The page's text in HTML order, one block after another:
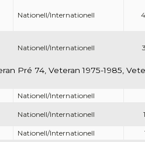
Nationell/Internationell
Nationell/Internationell
Pré 74, Veteran 1975-1985,
Nationell/Internationell
Nationell/Internationell
Nationell/Internationell